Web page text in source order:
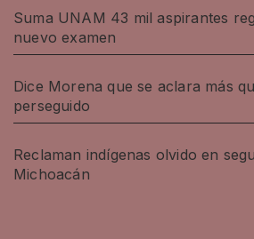
Suma UNAM 43 mil aspirantes
nuevo examen
Dice Morena que se aclara más
perseguido
Reclaman indígenas olvido en
Michoacán